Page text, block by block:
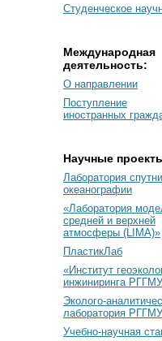
Студенческое
Международная
деятельность:
О направлении
Поступление
иностранных
Научные
Лаборатория
океанографии
«Лаборатория
средней и верхней
атмосферы (LIMA)»
ПластикЛаб
«Институт
инжиниринга
Эколого-
лаборатория РГГМУ
Учебно-научная